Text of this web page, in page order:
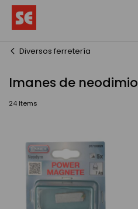
Content
Diversos ferretería
Imanes de neodimio
24 Items